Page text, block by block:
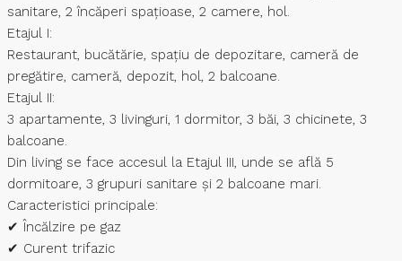
sanitare, 2 încăperi spațioase, 2 camere, hol.
Etajul I:
Restaurant, bucătărie, spațiu de depozitare, cameră de
pregătire, cameră, depozit, hol, 2 balcoane.
Etajul II:
3 apartamente, 3 livinguri, 1 dormitor, 3 băi, 3 chicinete, 3
balcoane.
Din living se face accesul la Etajul III, unde se află 5
dormitoare, 3 grupuri sanitare și 2 balcoane mari.
Caracteristici principale:
✔ Încălzire pe gaz
✔ Curent trifazic